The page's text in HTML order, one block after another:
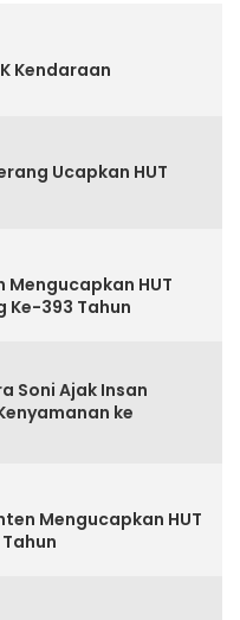
Kendaraan
Ucapkan HUT
Mengucapkan HUT
Ke-393 Tahun
Soni Ajak Insan
ke
Mengucapkan HUT